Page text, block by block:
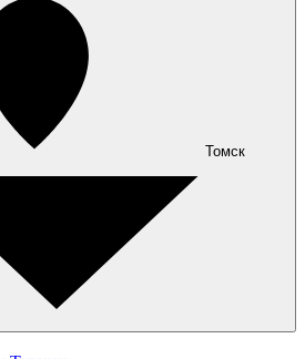
Томск